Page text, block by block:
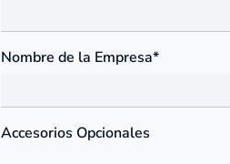
Nombre de la Empresa*
Accesorios Opcionales